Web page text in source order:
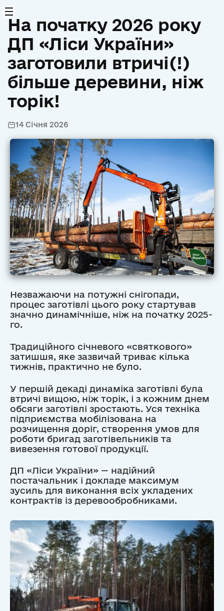
На початку 2026 року
ДП «Ліси України»
заготовили втричі(!)
більше деревини, ніж
торік!
14 Січня 2026
Незважаючи на потужні снігопади,
процес заготівлі цього року стартував
значно динамічніше, ніж на початку 2025-
го.
Традиційного січневого «святкового»
затишшя, яке зазвичай триває кілька
тижнів, практично не було.
У першій декаді динаміка заготівлі була
втричі вищою, ніж торік, і з кожним днем
обсяги заготівлі зростають. Уся техніка
підприємства мобілізована на
розчищення доріг, створення умов для
роботи бригад заготівельників та
вивезення готової продукції.
ДП «Ліси України» — надійний
постачальник і докладе максимум
зусиль для виконання всіх укладених
контрактів із деревообробниками.